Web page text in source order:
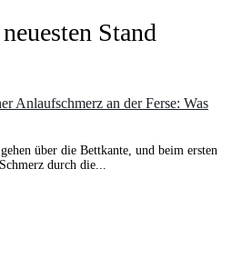
Stand
Anlaufschmerz an der Ferse: Was
über die Bettkante, und beim ersten
durch die...